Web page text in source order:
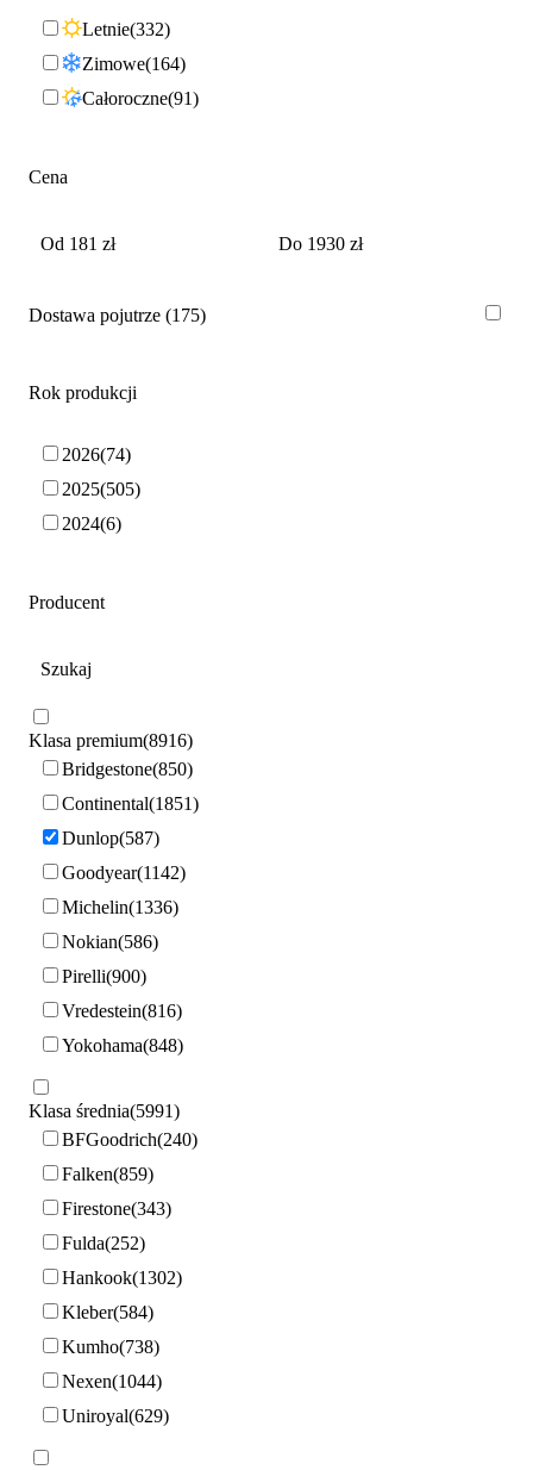
Letnie 332
Zimowe 164
Całoroczne 91
Cena
Dostawa pojutrze 175
Rok produkcji
2026 74
2025 505
2024 6
Producent
Klasa premium 8916
Bridgestone 850
Continental 1851
Dunlop 587
Goodyear 1142
Michelin 1336
Nokian 586
Pirelli 900
Vredestein 816
Yokohama 848
Klasa średnia 5991
BFGoodrich 240
Falken 859
Firestone 343
Fulda 252
Hankook 1302
Kleber 584
Kumho 738
Nexen 1044
Uniroyal 629